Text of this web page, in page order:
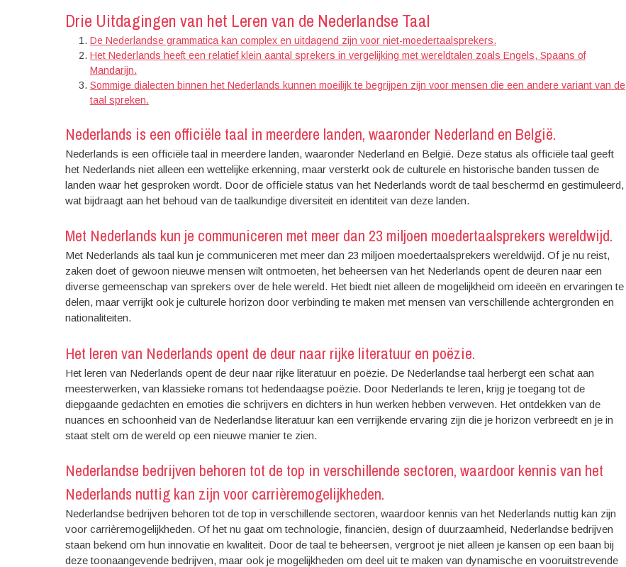
Drie Uitdagingen van het Leren van de Nederlandse Taal
De Nederlandse grammatica kan complex en uitdagend zijn voor niet-moedertaalsprekers.
Het Nederlands heeft een relatief klein aantal sprekers in vergelijking met wereldtalen zoals Engels, Spaans of
Mandarijn.
Sommige dialecten binnen het Nederlands kunnen moeilijk te begrijpen zijn voor mensen die een andere variant van de
taal spreken.
Nederlands is een officiële taal in meerdere landen, waaronder Nederland en België.
Nederlands is een officiële taal in meerdere landen, waaronder Nederland en België. Deze status als officiële taal geeft
het Nederlands niet alleen een wettelijke erkenning, maar versterkt ook de culturele en historische banden tussen de
landen waar het gesproken wordt. Door de officiële status van het Nederlands wordt de taal beschermd en gestimuleerd,
wat bijdraagt aan het behoud van de taalkundige diversiteit en identiteit van deze landen.
Met Nederlands kun je communiceren met meer dan 23 miljoen moedertaalsprekers wereldwijd.
Met Nederlands als taal kun je communiceren met meer dan 23 miljoen moedertaalsprekers wereldwijd. Of je nu reist,
zaken doet of gewoon nieuwe mensen wilt ontmoeten, het beheersen van het Nederlands opent de deuren naar een
diverse gemeenschap van sprekers over de hele wereld. Het biedt niet alleen de mogelijkheid om ideeën en ervaringen te
delen, maar verrijkt ook je culturele horizon door verbinding te maken met mensen van verschillende achtergronden en
nationaliteiten.
Het leren van Nederlands opent de deur naar rijke literatuur en poëzie.
Het leren van Nederlands opent de deur naar rijke literatuur en poëzie. De Nederlandse taal herbergt een schat aan
meesterwerken, van klassieke romans tot hedendaagse poëzie. Door Nederlands te leren, krijg je toegang tot de
diepgaande gedachten en emoties die schrijvers en dichters in hun werken hebben verweven. Het ontdekken van de
nuances en schoonheid van de Nederlandse literatuur kan een verrijkende ervaring zijn die je horizon verbreedt en je in
staat stelt om de wereld op een nieuwe manier te zien.
Nederlandse bedrijven behoren tot de top in verschillende sectoren, waardoor kennis van het
Nederlands nuttig kan zijn voor carrièremogelijkheden.
Nederlandse bedrijven behoren tot de top in verschillende sectoren, waardoor kennis van het Nederlands nuttig kan zijn
voor carrièremogelijkheden. Of het nu gaat om technologie, financiën, design of duurzaamheid, Nederlandse bedrijven
staan bekend om hun innovatie en kwaliteit. Door de taal te beheersen, vergroot je niet alleen je kansen op een baan bij
deze toonaangevende bedrijven, maar ook je mogelijkheden om deel uit te maken van dynamische en vooruitstrevende